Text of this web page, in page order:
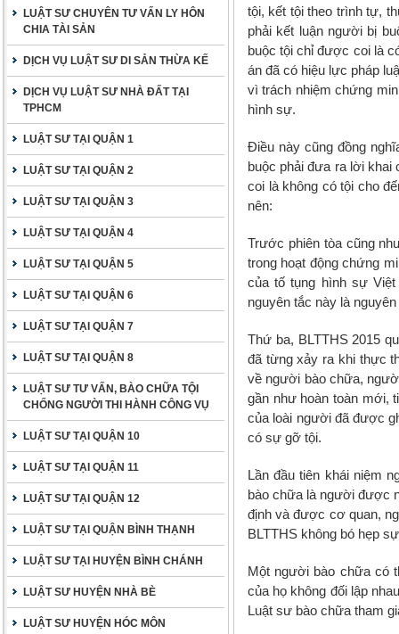
LUẬT SƯ CHUYÊN TƯ VẤN LY HÔN
CHIA TÀI SẢN
DỊCH VỤ LUẬT SƯ DI SẢN THỪA KẾ
DỊCH VỤ LUẬT SƯ NHÀ ĐẤT TẠI
TPHCM
LUẬT SƯ TẠI QUẬN 1
LUẬT SƯ TẠI QUẬN 2
LUẬT SƯ TẠI QUẬN 3
LUẬT SƯ TẠI QUẬN 4
LUẬT SƯ TẠI QUẬN 5
LUẬT SƯ TẠI QUẬN 6
LUẬT SƯ TẠI QUẬN 7
LUẬT SƯ TẠI QUẬN 8
LUẬT SƯ TƯ VẤN, BÀO CHỮA TỘI
CHỐNG NGƯỜI THI HÀNH CÔNG VỤ
LUẬT SƯ TẠI QUẬN 10
LUẬT SƯ TẠI QUẬN 11
LUẬT SƯ TẠI QUẬN 12
LUẬT SƯ TẠI QUẬN BÌNH THẠNH
LUẬT SƯ TẠI HUYỆN BÌNH CHÁNH
LUẬT SƯ HUYỆN NHÀ BÈ
LUẬT SƯ HUYỆN HÓC MÔN
tội, kết tội theo trình tự,
phải kết luận người bị
buộc tội chỉ được coi là
án đã có hiệu lực pháp
vì trách nhiệm chứng
hình sự.
Điều này cũng đồng
buộc phải đưa ra lời khai
coi là không có tội cho
nên:
Trước phiên tòa cũng
trong hoạt động chứng
của tố tụng hình sự
nguyên tắc này là
Thứ ba, BLTTHS 2015
đã từng xảy ra khi thực
về người bào chữa,
gần như hoàn toàn mới,
của loài người đã được
có sự gỡ tội.
Lần đầu tiên khái niệm
bào chữa là người được
định và được cơ quan,
BLTTHS không bó hẹp
Một người bào chữa có
của họ không đối lập
Luật sư bào chữa tham